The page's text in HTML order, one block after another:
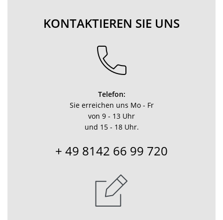
KONTAKTIEREN SIE UNS
Telefon:
Sie erreichen uns Mo - Fr
von 9 - 13 Uhr
und 15 - 18 Uhr.
+ 49 8142 66 99 720